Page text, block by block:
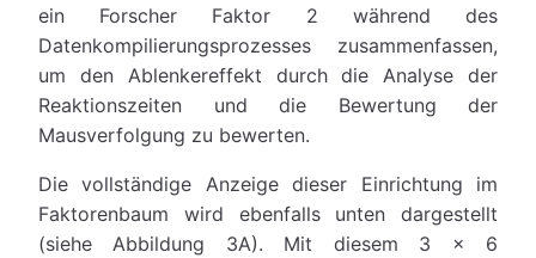
ein Forscher Faktor 2 während des
Datenkompilierungsprozesses zusammenfassen,
um den Ablenkereffekt durch die Analyse der
Reaktionszeiten und die Bewertung der
Mausverfolgung zu bewerten.
Die vollständige Anzeige dieser Einrichtung im
Faktorenbaum wird ebenfalls unten dargestellt
(siehe Abbildung 3A). Mit diesem 3 x 6